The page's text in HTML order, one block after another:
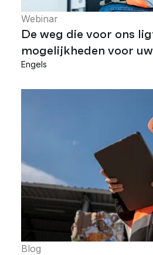
Webinar
De weg die voor ons
mogelijkheden voor
Engels
Blog